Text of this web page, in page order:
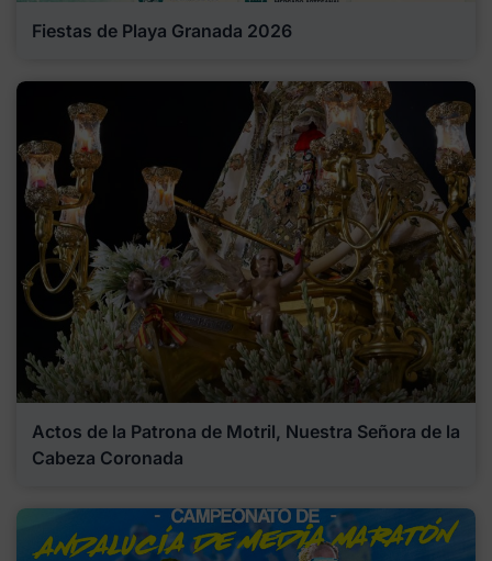
Fiestas de Playa Granada 2026
Actos de la Patrona de Motril, Nuestra Señora de la
Cabeza Coronada